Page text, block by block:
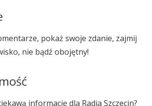
pokaż swoje zdanie, zajmij
nie bądź obojętny!
informację dla Radia Szczecin?